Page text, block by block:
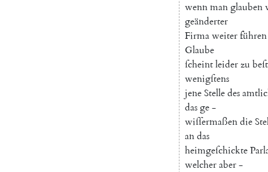
wennmanglauben
geänderter
Firmaweiterführen
Glaube
ſcheintleiderzu
wenigſtens
jeneStelledes
dasge-
wiſſermaßendie
andas
heimgeſchickte
welcheraber-